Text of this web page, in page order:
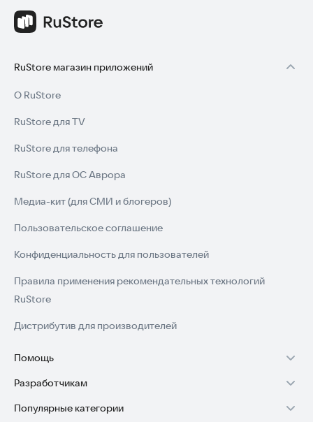
RuStore магазин приложений
О RuStore
RuStore для TV
RuStore для телефона
RuStore для ОС Аврора
Медиа-кит (для СМИ и блогеров)
Пользовательское соглашение
Конфиденциальность для пользователей
Правила применения рекомендательных технологий
RuStore
Дистрибутив для производителей
Помощь
Установка RuStore на TV
Установка RuStore на телефон
Разработчикам
Зарабатывать с RuStore
Популярные категории